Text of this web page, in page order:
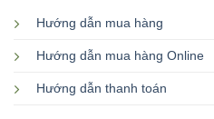
Hướng dẫn mua hàng
Hướng dẫn mua hàng Online
Hướng dẫn thanh toán